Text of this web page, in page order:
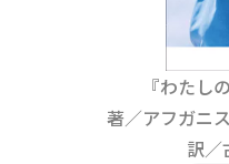
『わたし
著／アフガニ
訳／